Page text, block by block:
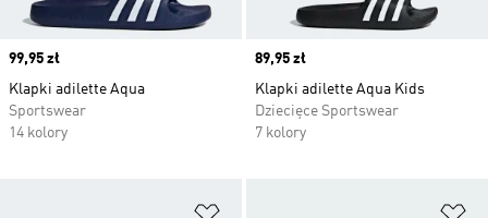
Price
99,95 zł
Klapki adilette Aqua
Sportswear
14 kolory
Price
89,95 zł
Klapki adilette Aqua Kids
Dziecięce Sportswear
7 kolory